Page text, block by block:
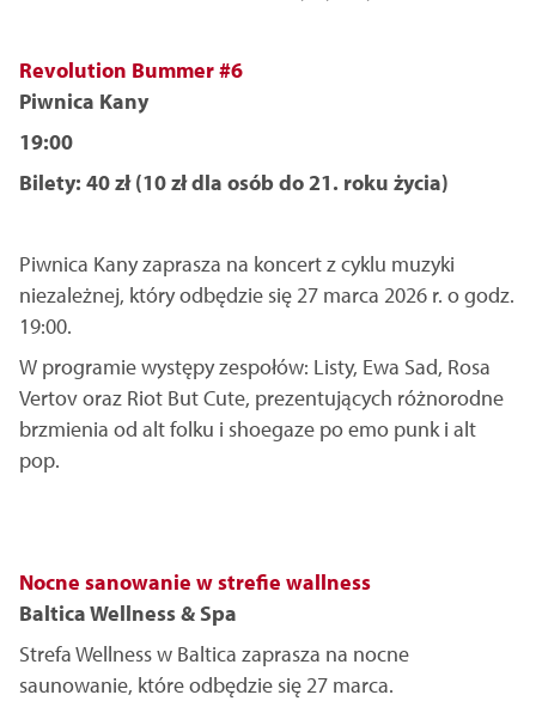
Revolution Bummer #6
Piwnica Kany
19:00
Bilety: 40 zł (10 zł dla osób do 21. roku życia)
Piwnica Kany zaprasza na koncert z cyklu muzyki
niezależnej, który odbędzie się 27 marca 2026 r. o godz.
19:00.
W programie występy zespołów: Listy, Ewa Sad, Rosa
Vertov oraz Riot But Cute, prezentujących różnorodne
brzmienia od alt folku i shoegaze po emo punk i alt
pop.
Nocne sanowanie w strefie wallness
Baltica Wellness & Spa
Strefa Wellness w Baltica zaprasza na nocne
saunowanie, które odbędzie się 27 marca.